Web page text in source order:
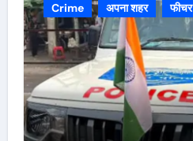
Crime अपना शहर फीचर